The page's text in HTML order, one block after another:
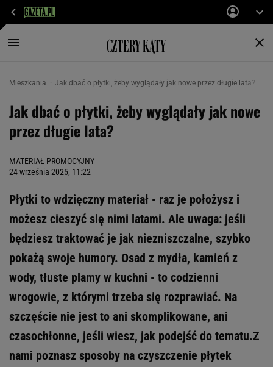
Mieszkania Jak dbać o płytki, żeby wyglądały jak nowe przez długie lata?
Jak dbać o płytki, żeby wyglądały jak nowe
przez długie lata?
MATERIAŁ PROMOCYJNY
24 września 2025, 11:22
Płytki to wdzięczny materiał - raz je położysz i
możesz cieszyć się nimi latami. Ale uwaga: jeśli
będziesz traktować je jak niezniszczalne, szybko
pokażą swoje humory. Osad z mydła, kamień z
wody, tłuste plamy w kuchni - to codzienni
wrogowie, z którymi trzeba się rozprawiać. Na
szczęście nie jest to ani skomplikowane, ani
czasochłonne, jeśli wiesz, jak podejść do tematu.Z
nami poznasz sposoby na czyszczenie płytek